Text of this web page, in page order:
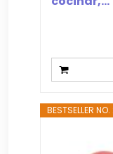
BESTSELLER NO.